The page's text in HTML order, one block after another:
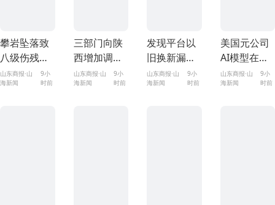
攀岩坠落致
八级伤残，
该由谁来
赔？
山东商报·山
海新闻
9小
时前
三部门向陕
西增加调拨
3.2万件中央
救灾物资
山东商报·山
海新闻
9小
时前
发现平台以
旧换新漏洞
后，女子凭
手速0元买了
山东商报·山
海新闻
9小
时前
美国元公司
AI模型在测
试期间侵入
其他公司系
山东商报·山
海新闻
9小
时前